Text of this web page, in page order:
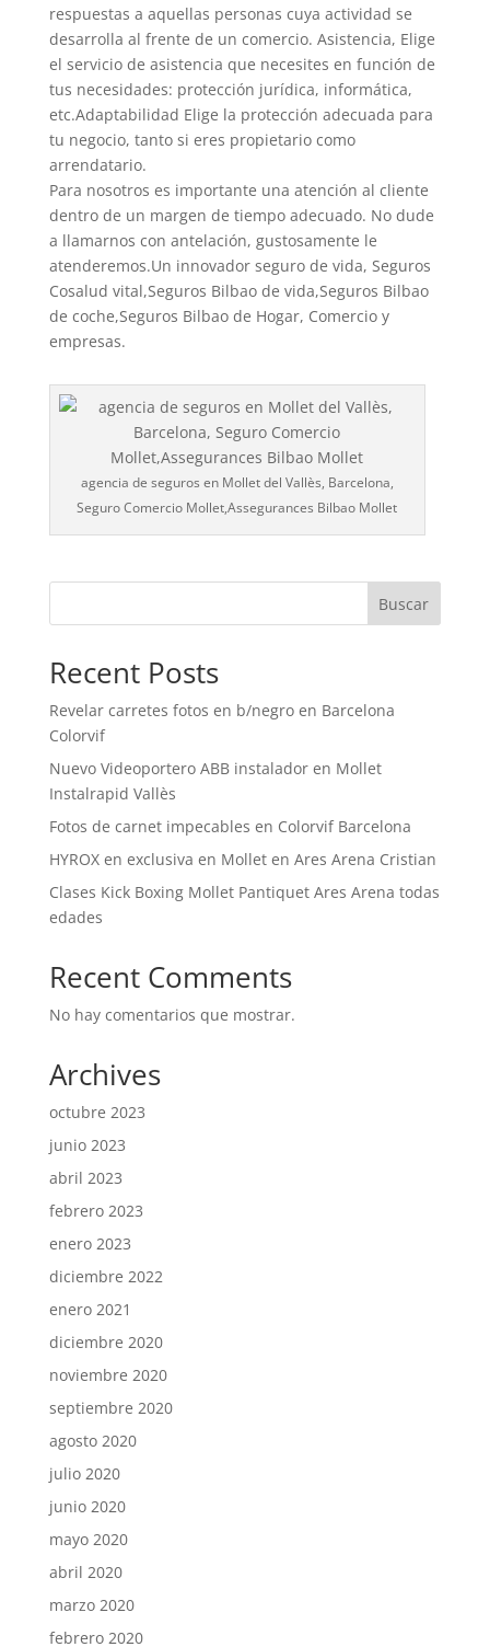
respuestas a aquellas personas cuya actividad se
desarrolla al frente de un comercio. Asistencia, Elige
el servicio de asistencia que necesites en función de
tus necesidades: protección jurídica, informática,
etc.Adaptabilidad Elige la protección adecuada para
tu negocio, tanto si eres propietario como
arrendatario.
Para nosotros es importante una atención al cliente
dentro de un margen de tiempo adecuado. No dude
a llamarnos con antelación, gustosamente le
atenderemos.Un innovador seguro de vida, Seguros
Cosalud vital,Seguros Bilbao de vida,Seguros Bilbao
de coche,Seguros Bilbao de Hogar, Comercio y
empresas.
agencia de seguros en Mollet del Vallès, Barcelona,
Seguro Comercio Mollet,Assegurances Bilbao Mollet
Buscar
Recent Posts
Revelar carretes fotos en b/negro en Barcelona
Colorvif
Nuevo Videoportero ABB instalador en Mollet
Instalrapid Vallès
Fotos de carnet impecables en Colorvif Barcelona
HYROX en exclusiva en Mollet en Ares Arena Cristian
Clases Kick Boxing Mollet Pantiquet Ares Arena todas
edades
Recent Comments
No hay comentarios que mostrar.
Archives
octubre 2023
junio 2023
abril 2023
febrero 2023
enero 2023
diciembre 2022
enero 2021
diciembre 2020
noviembre 2020
septiembre 2020
agosto 2020
julio 2020
junio 2020
mayo 2020
abril 2020
marzo 2020
febrero 2020